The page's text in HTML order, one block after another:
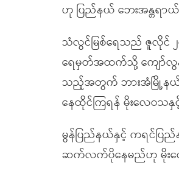
ဟု ပြည်နယ် ဘေးအန္တရာ
သံလွင်မြစ်ရေသည် ဇူလိုင် ၂
ရေမှတ်အထက်သို့ ကျော်လွ
သည့်အတွက် ဘားအံမြို့နယ်အတွ
နေထိုင်ကြရန် မိုးလေဝသနှ
မွန်ပြည်နယ်နှင့် ကရင်ပြ
ဆက်လက်ပိုနေမည်ဟု မိုးလေ